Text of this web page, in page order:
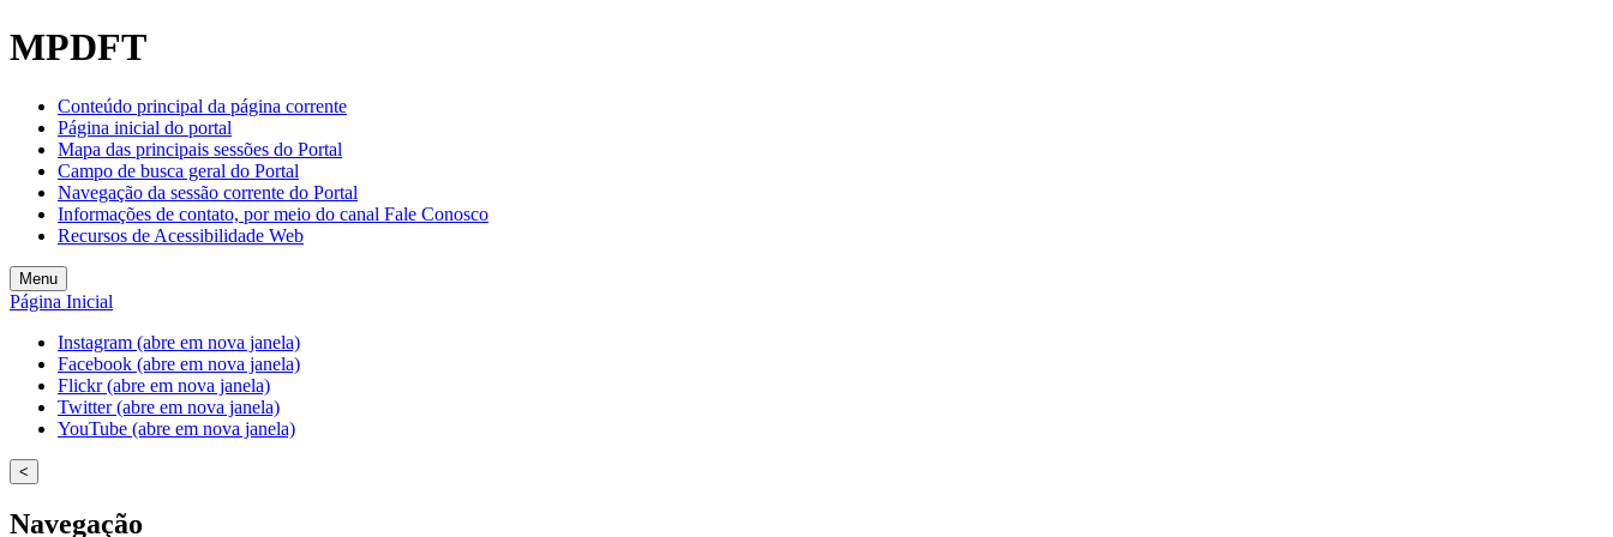
Welcome
to
One
Accessibility
screen
reader.
start
All
in
One
Accessibility
screen
reader,
press
"Ctrl
/".
This
shortcut
activates
MPDFT
Conteúdo principal da página corrente
Página inicial do portal
Mapa das principais sessões do Portal
Campo de busca geral do Portal
Navegação da sessão corrente do Portal
Informações de contato, por meio do canal Fale Conosco
Recursos de Acessibilidade Web
Menu
Página Inicial
Instagram (abre em nova janela)
Facebook (abre em nova janela)
Flickr (abre em nova janela)
Twitter (abre em nova janela)
YouTube (abre em nova janela)
<
Navegação